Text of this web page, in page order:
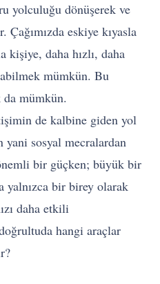
yolculuğu dönüşerek ve
eskiye kıyasla
kişiye, daha hızlı, daha
mümkün. Bu
mümkün.
de kalbine giden yol
sosyal mecralardan
bir güçken; büyük bir
yalnızca bir birey olarak
daha etkili
hangi araçlar